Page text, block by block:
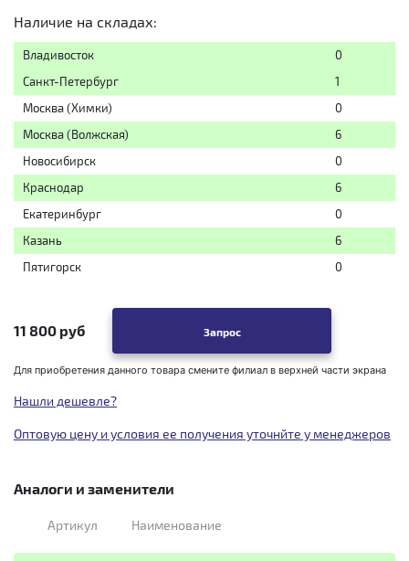
Наличие на складах:
Владивосток
0
Санкт-Петербург
1
Москва (Химки)
0
Москва (Волжская)
6
Новосибирск
0
Краснодар
6
Екатеринбург
0
Казань
6
Пятигорск
0
11 800 руб Запрос
Для приобретения данного товара смените филиал в верхней части экрана
Нашли дешевле?
Оптовую цену и условия ее получения уточнйте у менеджеров
Аналоги и заменители
Артикул Наименование